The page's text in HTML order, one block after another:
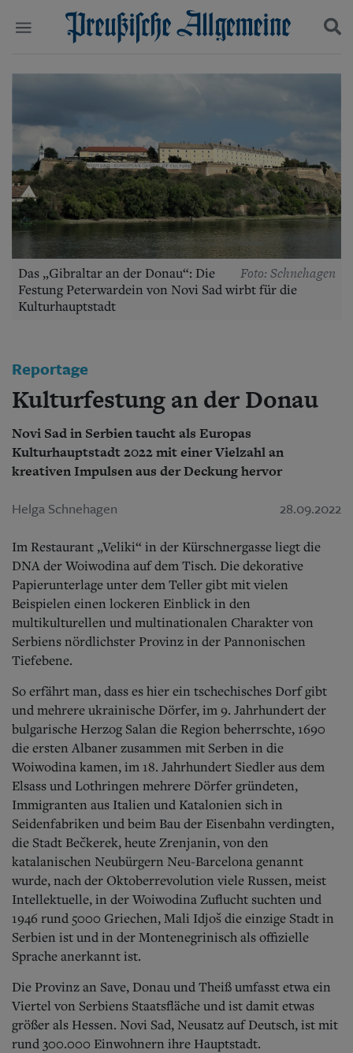
Abonnent werden
Abo Prämien
Archiv
Mediadaten
Panorama
Gesellschaft
Leben
Geschichte
Ostpreußen
Pommern
Berlin-Brandenburg
Schlesien
Danzig und Westpreußen
Bücher
Kontakt
Suchen und finden
Foto: Schnehagen
Das „Gibraltar an der Donau“: Die
Festung Peterwardein von Novi Sad wirbt für die
Kulturhauptstadt
Reportage
Kulturfestung an der Donau
Novi Sad in Serbien taucht als Europas
Kulturhauptstadt 2022 mit einer Vielzahl an
kreativen Impulsen aus der Deckung hervor
Helga Schnehagen 28.09.2022
Im Restaurant „Veliki“ in der Kürschnergasse liegt die
DNA der Woiwodina auf dem Tisch. Die dekorative
Papierunterlage unter dem Teller gibt mit vielen
Beispielen einen lockeren Einblick in den
multikulturellen und multinationalen Charakter von
Serbiens nördlichster Provinz in der Pannonischen
Tiefebene.
So erfährt man, dass es hier ein tschechisches Dorf gibt
und mehrere ukrainische Dörfer, im 9. Jahrhundert der
bulgarische Herzog Salan die Region beherrschte, 1690
die ersten Albaner zusammen mit Serben in die
Woiwodina kamen, im 18. Jahrhundert Siedler aus dem
Elsass und Lothringen mehrere Dörfer gründeten,
Immigranten aus Italien und Katalonien sich in
Seidenfabriken und beim Bau der Eisenbahn verdingten,
die Stadt Bečkerek, heute Zrenjanin, von den
katalanischen Neubürgern Neu-Barcelona genannt
wurde, nach der Oktoberrevolution viele Russen, meist
Intellektuelle, in der Woiwodina Zuflucht suchten und
1946 rund 5000 Griechen, Mali Idjoš die einzige Stadt in
Serbien ist und in der Montenegrinisch als offizielle
Sprache anerkannt ist.
Die Provinz an Save, Donau und Theiß umfasst etwa ein
Viertel von Serbiens Staatsfläche und ist damit etwas
größer als Hessen. Novi Sad, Neusatz auf Deutsch, ist mit
rund 300.000 Einwohnern ihre Hauptstadt.